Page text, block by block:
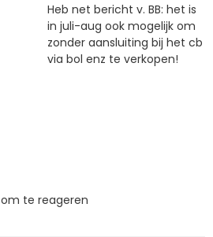
Heb net bericht v. BB: het is
in juli-aug ook mogelijk om
zonder aansluiting bij het cb
via bol enz te verkopen!
om te reageren